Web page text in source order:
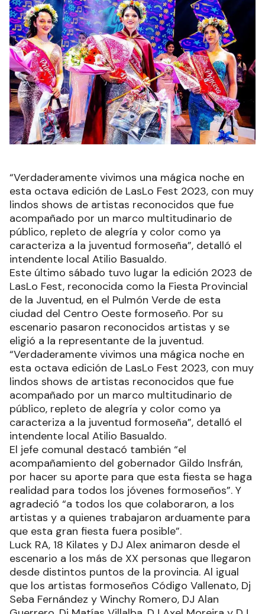
“Verdaderamente vivimos una mágica noche en
esta octava edición de LasLo Fest 2023, con muy
lindos shows de artistas reconocidos que fue
acompañado por un marco multitudinario de
público, repleto de alegría y color como ya
caracteriza a la juventud formoseña”, detalló el
intendente local Atilio Basualdo.
Este último sábado tuvo lugar la edición 2023 de
LasLo Fest, reconocida como la Fiesta Provincial
de la Juventud, en el Pulmón Verde de esta
ciudad del Centro Oeste formoseño. Por su
escenario pasaron reconocidos artistas y se
eligió a la representante de la juventud.
“Verdaderamente vivimos una mágica noche en
esta octava edición de LasLo Fest 2023, con muy
lindos shows de artistas reconocidos que fue
acompañado por un marco multitudinario de
público, repleto de alegría y color como ya
caracteriza a la juventud formoseña”, detalló el
intendente local Atilio Basualdo.
El jefe comunal destacó también “el
acompañamiento del gobernador Gildo Insfrán,
por hacer su aporte para que esta fiesta se haga
realidad para todos los jóvenes formoseños”. Y
agradeció “a todos los que colaboraron, a los
artistas y a quienes trabajaron arduamente para
que esta gran fiesta fuera posible”.
Luck RA, 18 Kilates y DJ Alex animaron desde el
escenario a los más de XX personas que llegaron
desde distintos puntos de la provincia. Al igual
que los artistas formoseños Código Vallenato, Dj
Seba Fernández y Winchy Romero, DJ Alan